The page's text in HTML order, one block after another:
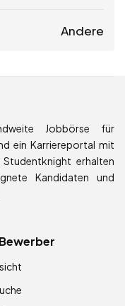
Andere
Jobbörse für
ein Karriereportal mit
erhalten
Kandidaten und